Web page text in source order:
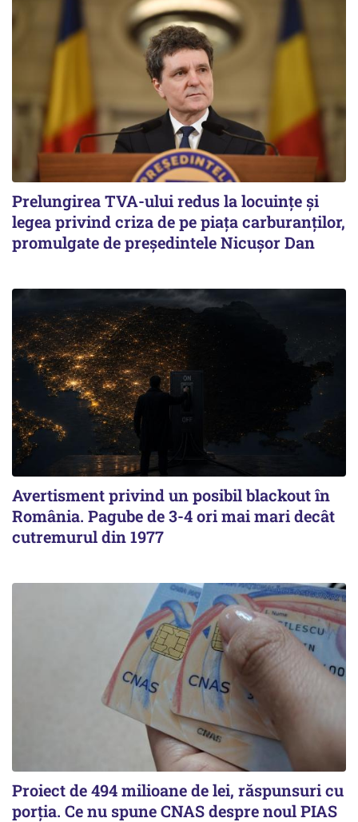
Prelungirea TVA-ului redus la locuinţe și
legea privind criza de pe piaţa carburanţilor,
promulgate de președintele Nicușor Dan
Avertisment privind un posibil blackout în
România. Pagube de 3-4 ori mai mari decât
cutremurul din 1977
Proiect de 494 milioane de lei, răspunsuri cu
porția. Ce nu spune CNAS despre noul PIAS